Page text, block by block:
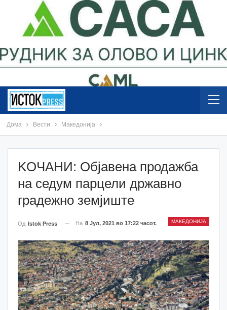
Дома Вести Македонија
KOЧАНИ: Објавена продажба
на седум парцели државно
градежно земјиште
МАКЕДОНИЈА
Од Istok Press На 8 Јул, 2021 во 17:22 часот.